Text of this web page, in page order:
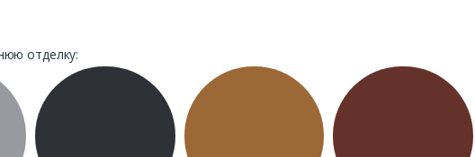
отделку: